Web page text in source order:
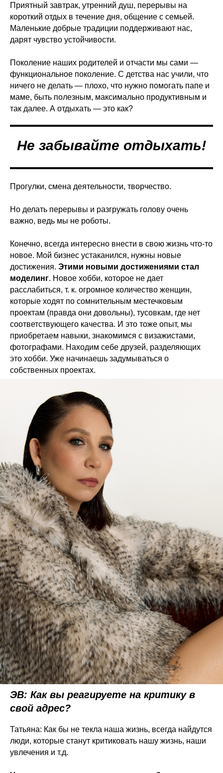
Приятный завтрак, утренний душ, перерывы на
короткий отдых в течение дня, общение с семьей.
Маленькие добрые традиции поддерживают нас,
дарят чувство устойчивости.
Поколение наших родителей и отчасти мы сами —
функциональное поколение. С детства нас учили, что
ничего не делать — плохо, что нужно помогать папе и
маме, быть полезным, максимально продуктивным и
так далее. А отдыхать — это как?
Не забывайте отдыхать!
Прогулки, смена деятельности, творчество.
Но делать перерывы и разгружать голову очень
важно, ведь мы не роботы.
Конечно, всегда интересно внести в свою жизнь что-то
новое. Мой бизнес устаканился, нужны новые
достижения. Этими новыми достижениями стал
моделинг. Новое хобби, которое не дает
расслабиться, т. к. огромное количество женщин,
которые ходят по сомнительным местечковым
проектам (правда они довольны), тусовкам, где нет
соответствующего качества. И это тоже опыт, мы
приобретаем навыки, знакомимся с визажистами,
фотографами. Находим себе друзей, разделяющих
это хобби. Уже начинаешь задумываться о
собственных проектах.
ЭВ: Как вы реагируете на критику в
свой адрес?
Татьяна: Как бы не текла наша жизнь, всегда найдутся
люди, которые станут критиковать нашу жизнь, наши
увлечения и т.д.